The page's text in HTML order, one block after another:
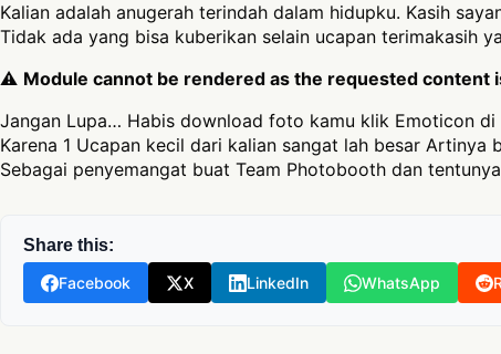
Kalian adalah anugerah terindah dalam hidupku. Kasih
Tidak ada yang bisa kuberikan selain ucapan terimakasih
⚠ Module cannot be rendered as the requested
Jangan Lupa… Habis download foto kamu klik Emoticon
Karena 1 Ucapan kecil dari kalian sangat lah besar Artinya
Sebagai penyemangat buat Team Photobooth dan
Share this:
Facebook
X LinkedIn WhatsApp